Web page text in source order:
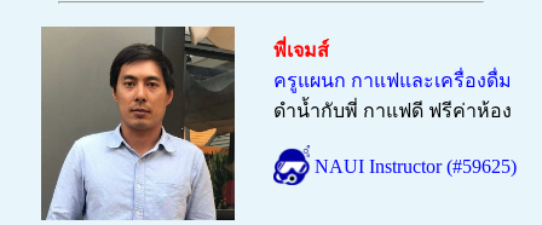
พี่เจมส์
ครูแผนก กาแฟและเครื่องดื่ม
ดำน้ำกับพี่ กาแฟดี ฟรีค่าห้อง
NAUI Instructor (#59625)